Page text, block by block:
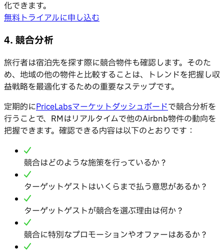
化できます。
無料トライアルに申し込む
4. 競合分析
旅行者は宿泊先を探す際に競合物件も確認します。そのた
め、地域の他の物件と比較することは、トレンドを把握し収
益戦略を最適化するための重要なステップです。
定期的にPriceLabsマーケットダッシュボードで競合分析を
行うことで、RMはリアルタイムで他のAirbnb物件の動向を
把握できます。確認できる内容は以下のとおりです：
競合はどのような施策を行っているか？
ターゲットゲストはいくらまで払う意思があるか？
ターゲットゲストが競合を選ぶ理由は何か？
競合に特別なプロモーションやオファーはあるか？